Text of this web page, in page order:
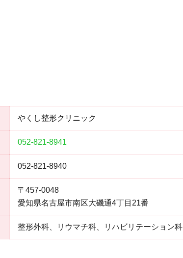
やくし整形クリニック
052-821-8941
052-821-8940
〒457-0048
愛知県名古屋市南区大磯通4丁目21番
整形外科、リウマチ科、リハビリテーション科